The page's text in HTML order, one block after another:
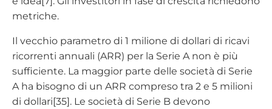
metriche.
Il vecchio parametro di 1 milione di dollari di ricavi
ricorrenti annuali (ARR) per la Serie A non è più
sufficiente. La maggior parte delle società di Serie
A ha bisogno di un ARR compreso tra 2 e 5 milioni
di dollari[35]. Le società di Serie B devono